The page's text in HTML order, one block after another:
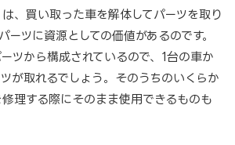
、買い取った車を解体してパーツを取り
ーツに資源としての価値があるのです。
ツから構成されているので、1台の車か
が取れるでしょう。そのうちのいくらか
理する際にそのまま使用できるものも